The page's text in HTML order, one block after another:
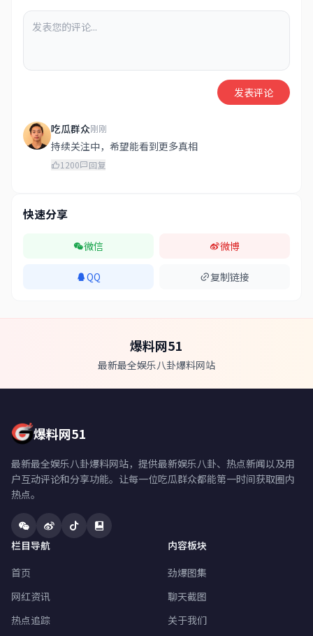
发表评论
吃瓜群众刚刚
持续关注中，希望能看到更多真相
1200 回复
快速分享
微信 微博
QQ 复制链接
爆料网51
最新最全娱乐八卦爆料网站
爆料网51
最新最全娱乐八卦爆料网站，提供最新娱乐八卦、热点新闻以及用
户互动评论和分享功能。让每一位吃瓜群众都能第一时间获取圈内
热点。
栏目导航
首页
网红资讯
热点追踪
内容板块
劲爆图集
聊天截图
关于我们